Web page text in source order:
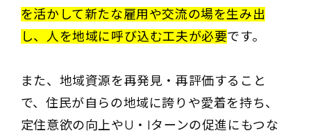
を活かして新たな雇用や交流の場を生み出
し、人を地域に呼び込む工夫が必要です。
また、地域資源を再発見・再評価すること
で、住民が自らの地域に誇りや愛着を持ち、
定住意欲の向上やU・Iターンの促進にもつな